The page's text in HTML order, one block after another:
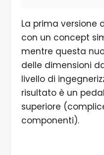
La prima versione
con un concept
mentre questa
delle dimensioni
livello di
risultato è un
superiore
componenti).